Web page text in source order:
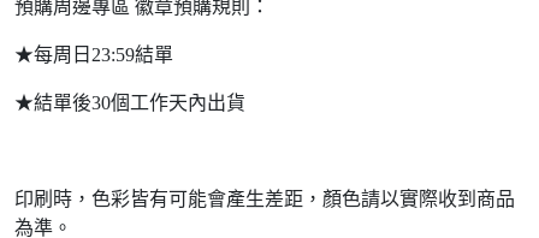
預購周邊專區 徽章預購規則：
★每周日23:59結單
★結單後30個工作天內出貨
印刷時，色彩皆有可能會產生差距，顏色請以實際收到商品
為準。